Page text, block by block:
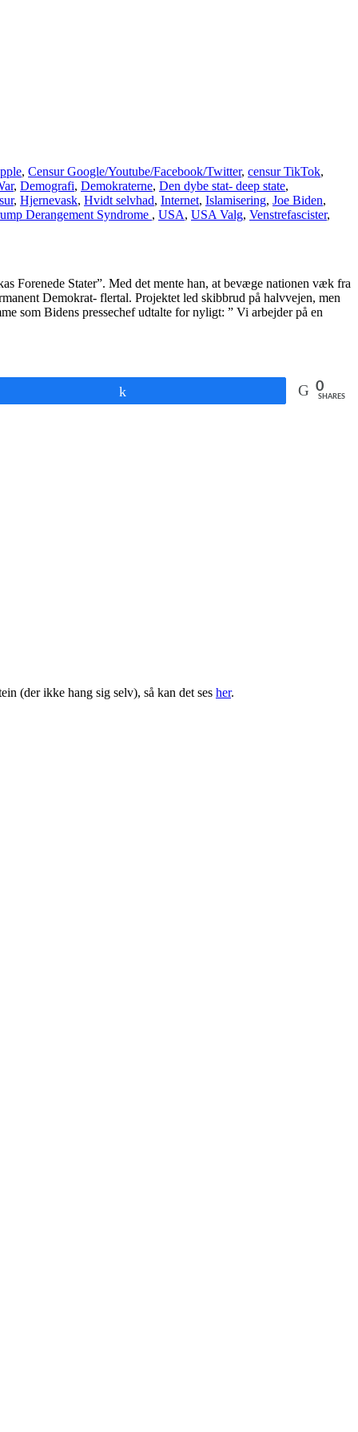
, Censur Google/Youtube/Facebook/Twitter, censur TikTok,
, Demografi, Demokraterne, Den dybe stat- deep state,
, Hjernevask, Hvidt selvhad, Internet, Islamisering, Joe Biden,
Derangement Syndrome , USA, USA Valg, Venstrefascister,
Forenede Stater”. Med det mente han, at bevæge nationen væk fra
Demokrat- flertal. Projektet led skibbrud på halvvejen, men
som Bidens pressechef udtalte for nyligt: ” Vi arbejder på en
0
SHARES
(der ikke hang sig selv), så kan det ses her.